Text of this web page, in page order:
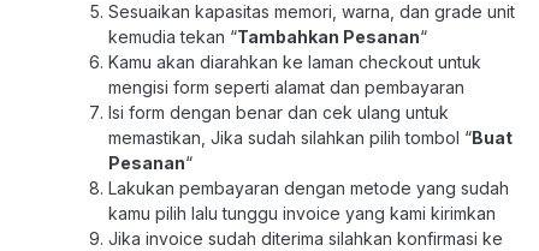
Sesuaikan kapasitas memori, warna, dan grade unit
kemudia tekan “Tambahkan Pesanan“
Kamu akan diarahkan ke laman checkout untuk
mengisi form seperti alamat dan pembayaran
Isi form dengan benar dan cek ulang untuk
memastikan, Jika sudah silahkan pilih tombol “Buat
Pesanan“
Lakukan pembayaran dengan metode yang sudah
kamu pilih lalu tunggu invoice yang kami kirimkan
Jika invoice sudah diterima silahkan konfirmasi ke